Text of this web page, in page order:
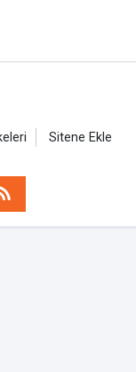
Sitene Ekle